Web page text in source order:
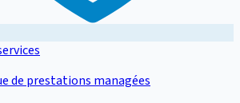
de prestations managées